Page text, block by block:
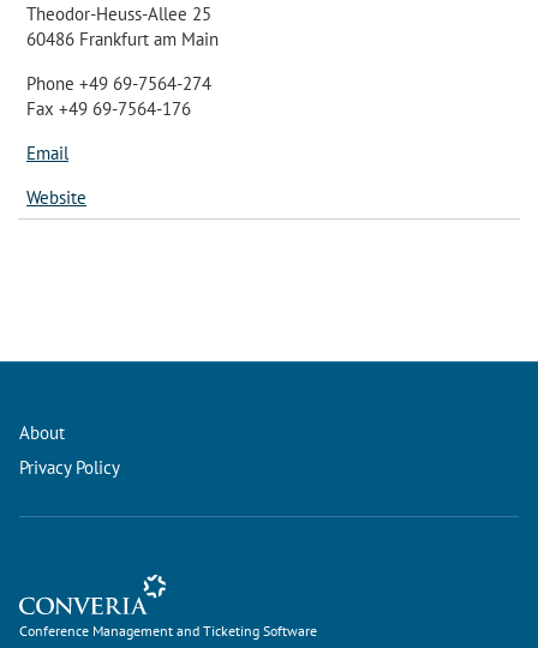
Theodor-Heuss-Allee 25
60486 Frankfurt am Main
Phone +49 69-7564-274
Fax +49 69-7564-176
Email
Website
About
Privacy Policy
Conference Management and Ticketing Software
Conference Management and Ticketing Software